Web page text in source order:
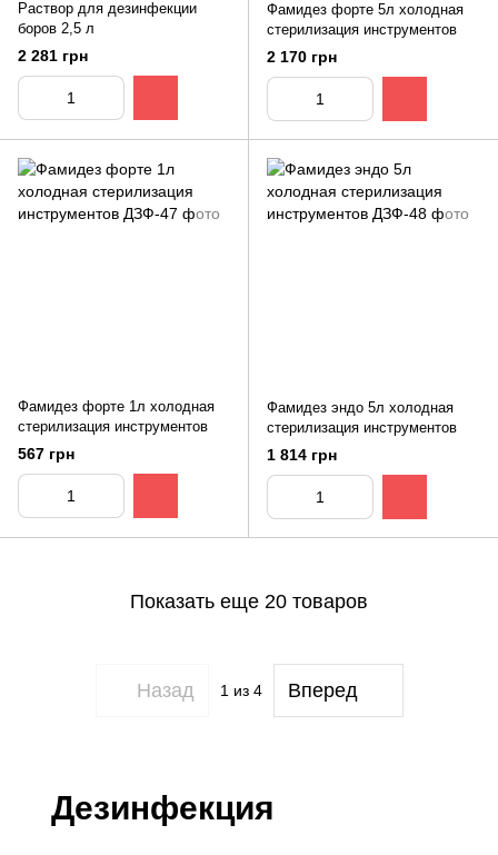
Раствор для дезинфекции
боров 2,5 л
2 281 грн
Фамидез форте 5л холодная
стерилизация инструментов
2 170 грн
Фамидез форте 1л холодная
стерилизация инструментов
567 грн
Фамидез эндо 5л холодная
стерилизация инструментов
1 814 грн
Показать еще 20 товаров
Назад 1из 4 Вперед
Дезинфекция